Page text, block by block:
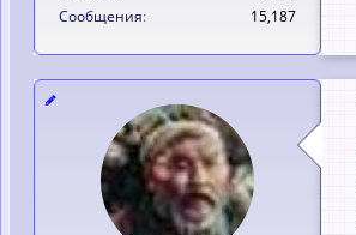
Сообщения
15,187